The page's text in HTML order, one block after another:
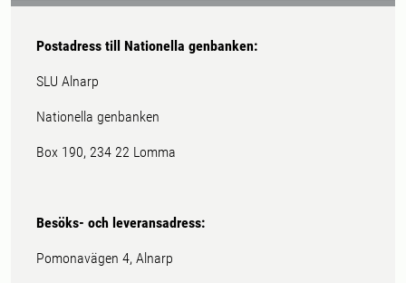
Postadress till Nationella genbanken:
SLU Alnarp
Nationella genbanken
Box 190, 234 22 Lomma
Besöks- och leveransadress:
Pomonavägen 4, Alnarp